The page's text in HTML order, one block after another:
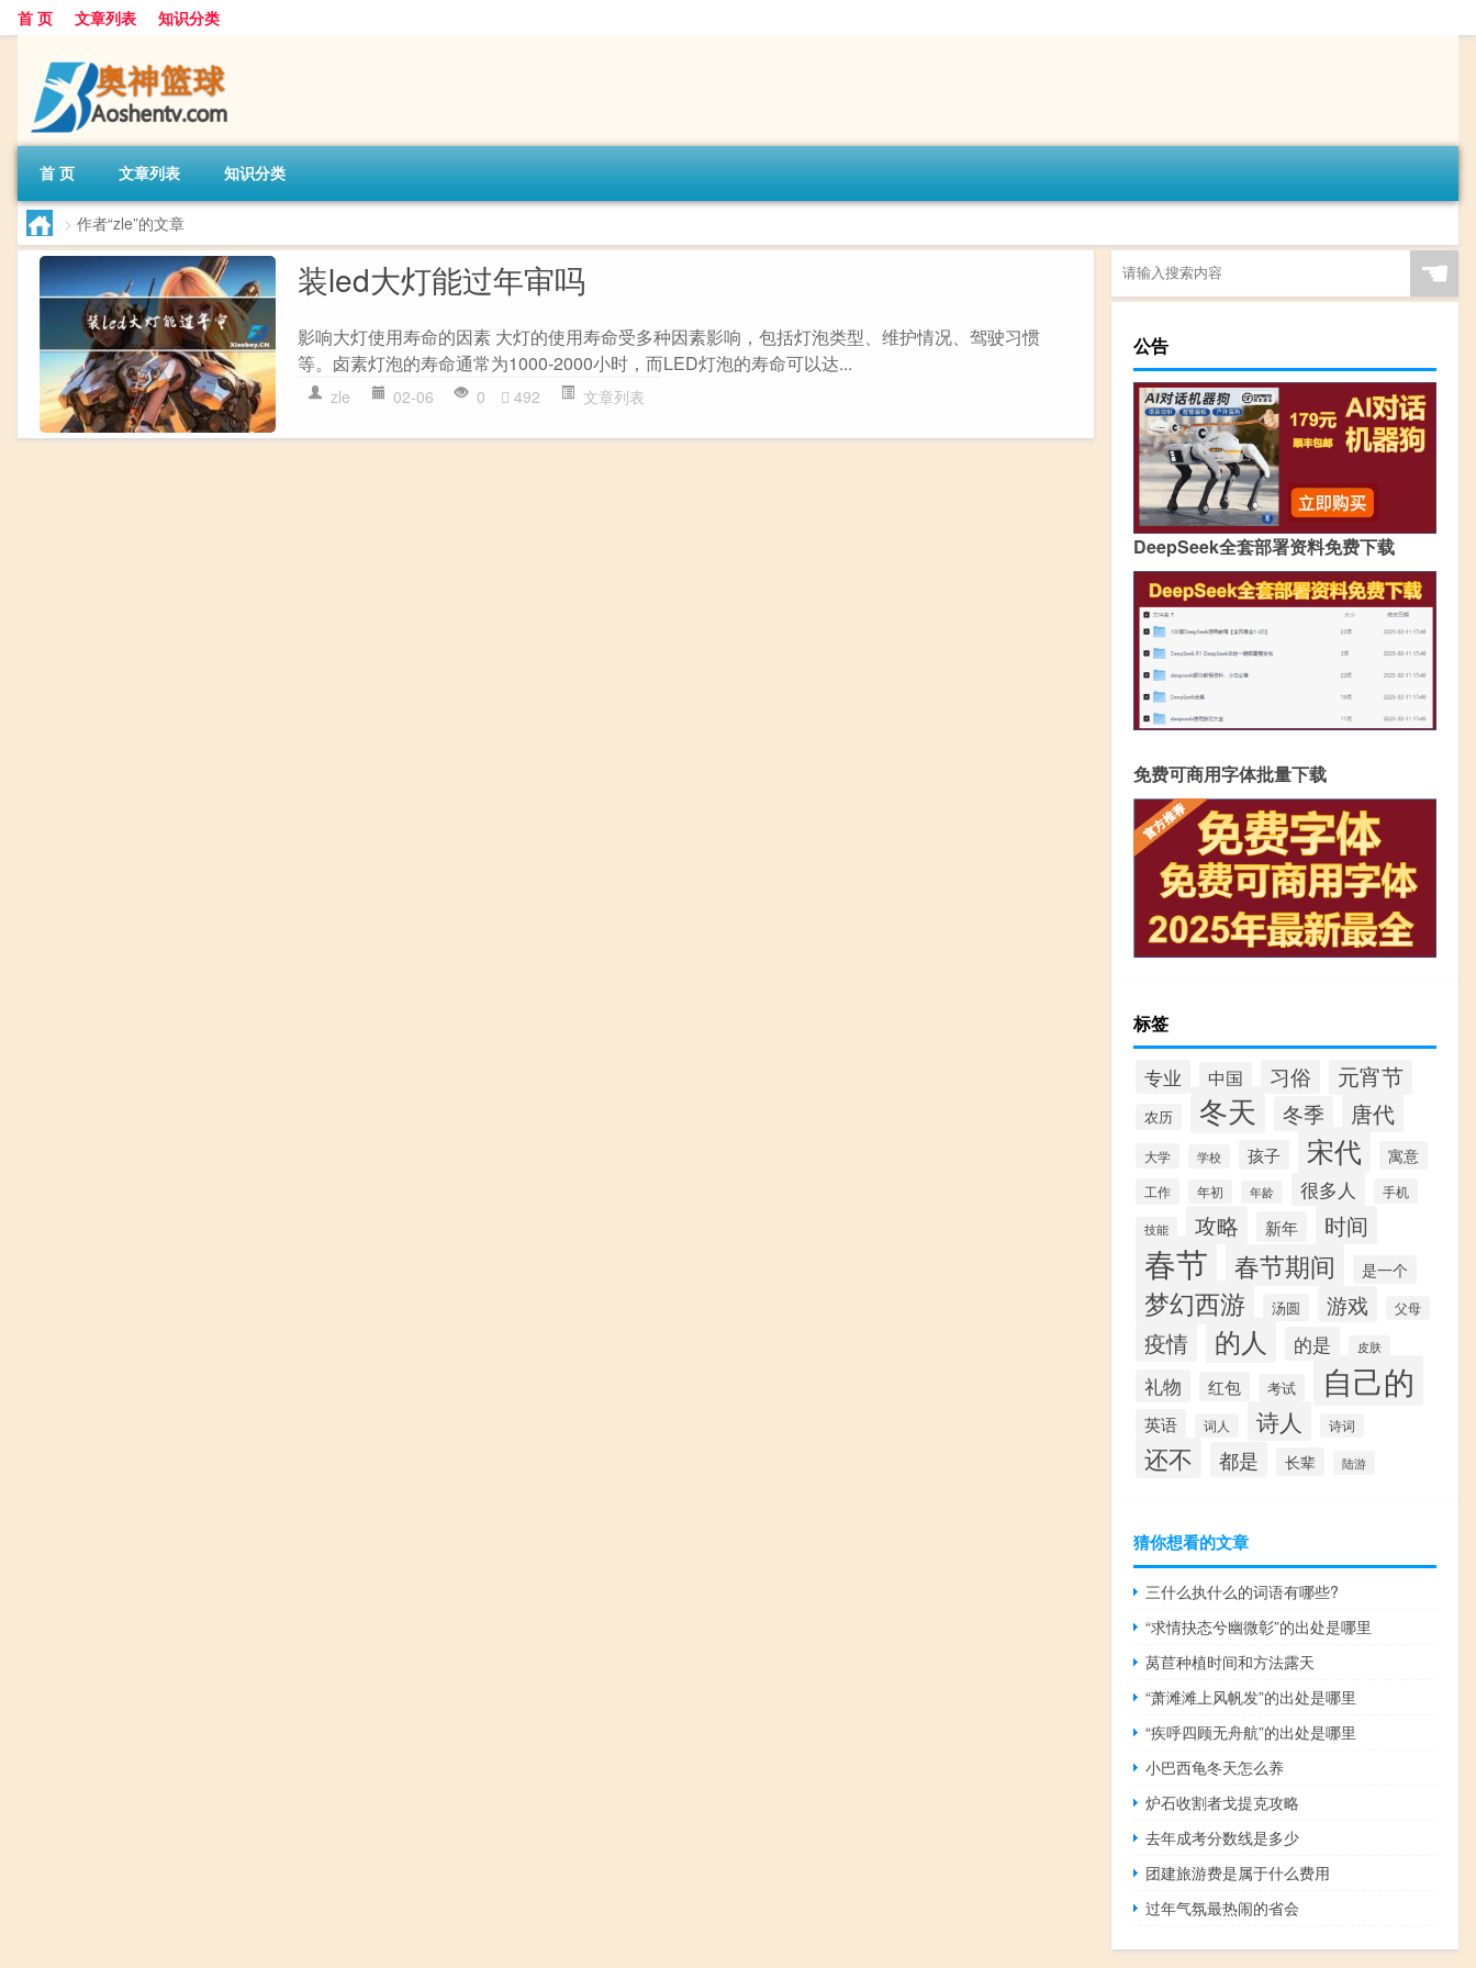
首 页 文章列表 知识分类
首 页 文章列表 知识分类
> 作者“zle”的文章
装led大灯能过年审吗
影响大灯使用寿命的因素 大灯的使用寿命受多种因素影响，包括灯泡类型、维护情况、驾驶习惯
等。卤素灯泡的寿命通常为1000-2000小时，而LED灯泡的寿命可以达...
zle 02-06 0 492 文章列表
☚
公告
DeepSeek全套部署资料免费下载
免费可商用字体批量下载
标签
专业 中国 习俗 元宵节
农历 冬天 冬季 唐代
大学 学校 孩子 宋代 寓意
工作 年初 年龄 很多人 手机
技能 攻略 新年 时间
春节 春节期间 是一个
梦幻西游 汤圆 游戏 父母
疫情 的人 的是 皮肤
礼物 红包 考试 自己的
英语 词人 诗人 诗词
还不 都是 长辈 陆游
猜你想看的文章
三什么执什么的词语有哪些?
“求情抉态兮幽微彰”的出处是哪里
莴苣种植时间和方法露天
“萧滩滩上风帆发”的出处是哪里
“疾呼四顾无舟航”的出处是哪里
小巴西龟冬天怎么养
炉石收割者戈提克攻略
去年成考分数线是多少
团建旅游费是属于什么费用
过年气氛最热闹的省会